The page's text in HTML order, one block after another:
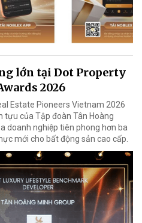
lớn tại Dot Property
2026
Estate Pioneers Vietnam 2026
tựu của Tập đoàn Tân Hoàng
doanh nghiệp tiên phong hơn ba
mới cho bất động sản cao cấp.